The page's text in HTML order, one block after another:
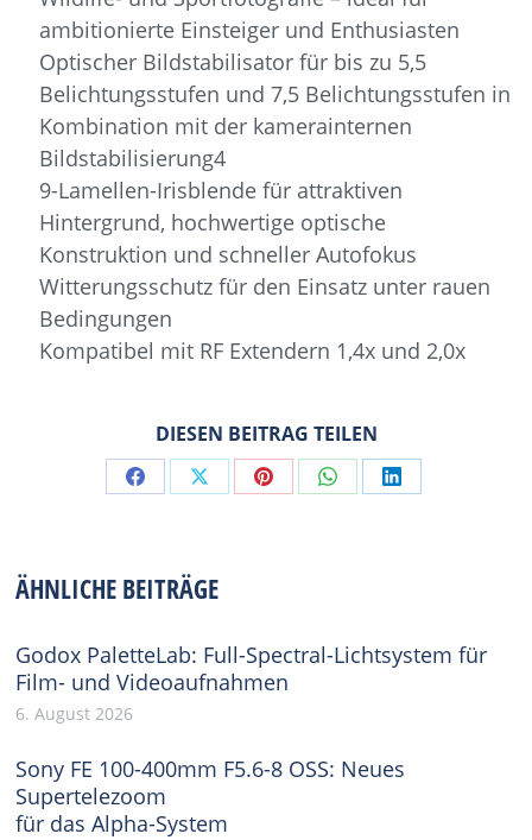
ambitionierte Einsteiger und Enthusiasten
Optischer Bildstabilisator für bis zu 5,5
Belichtungsstufen und 7,5 Belichtungsstufen in
Kombination mit der kamerainternen
Bildstabilisierung4
9-Lamellen-Irisblende für attraktiven
Hintergrund, hochwertige optische
Konstruktion und schneller Autofokus
Witterungsschutz für den Einsatz unter rauen
Bedingungen
Kompatibel mit RF Extendern 1,4x und 2,0x
DIESEN BEITRAG TEILEN
Share Share Share Share Share
ÄHNLICHE BEITRÄGE
Godox PaletteLab: Full-Spectral-Lichtsystem für
Film- und Videoaufnahmen
6. August 2026
Sony FE 100-400mm F5.6-8 OSS: Neues
Supertelezoom
für das Alpha-System